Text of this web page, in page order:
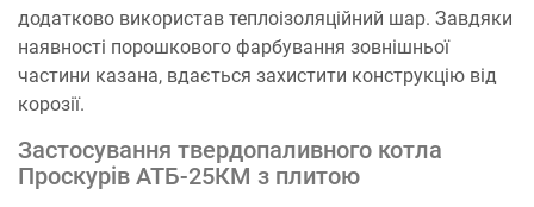
додатково використав теплоізоляційний шар. Завдяки
наявності порошкового фарбування зовнішньої
частини казана, вдається захистити конструкцію від
корозії.
Застосування твердопаливного котла
Проскурів АТБ-25КМ з плитою